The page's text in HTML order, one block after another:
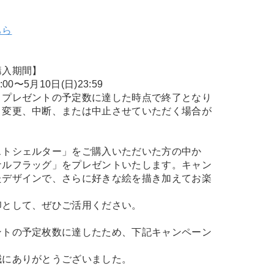
期間】
〜5月10日(日)23:59
レゼントの予定数に達した時点で終了となり
更、中断、または中止させていただく場合が
シェルター」をご購入いただいた方の中か
フラッグ」をプレゼントいたします。キャン
ザインで、さらに好きな絵を描き加えてお楽
して、ぜひご活用ください。
の予定枚数に達したため、下記キャンペーン
ありがとうございました。